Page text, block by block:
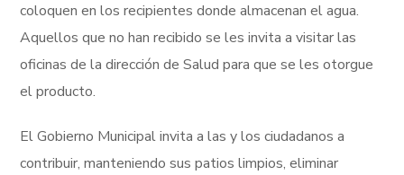
coloquen en los recipientes donde almacenan el agua.
Aquellos que no han recibido se les invita a visitar las
oficinas de la dirección de Salud para que se les otorgue
el producto.
El Gobierno Municipal invita a las y los ciudadanos a
contribuir, manteniendo sus patios limpios, eliminar